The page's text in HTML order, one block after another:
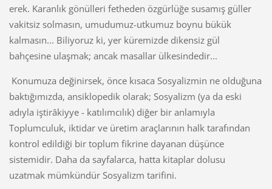
erek. Karanlık gönülleri fetheden özgürlüğe susamış güller
vakitsiz solmasın, umudumuz-utkumuz boynu bükük
kalmasın... Biliyoruz ki, yer küremizde dikensiz gül
bahçesine ulaşmak; ancak masallar ülkesindedir...
Konumuza değinirsek, önce kısaca Sosyalizmin ne olduğuna
baktığımızda, ansiklopedik olarak; Sosyalizm (ya da eski
adıyla iştirâkiyye - katılımcılık) diğer bir anlamıyla
Toplumculuk, iktidar ve üretim araçlarının halk tarafından
kontrol edildiği bir toplum fikrine dayanan düşünce
sistemidir. Daha da sayfalarca, hatta kitaplar dolusu
uzatmak mümkündür Sosyalizm tarifini.